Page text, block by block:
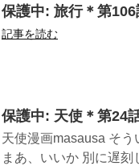
保護中: 旅行＊第
記事を読む
保護中: 天使＊第24
天使漫画masausa そ
まあ、いいか 別に遅刻